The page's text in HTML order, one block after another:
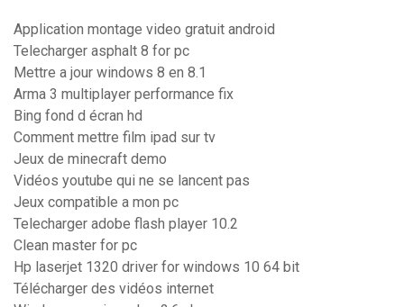
Application montage video gratuit android
Telecharger asphalt 8 for pc
Mettre a jour windows 8 en 8.1
Arma 3 multiplayer performance fix
Bing fond d écran hd
Comment mettre film ipad sur tv
Jeux de minecraft demo
Vidéos youtube qui ne se lancent pas
Jeux compatible a mon pc
Telecharger adobe flash player 10.2
Clean master for pc
Hp laserjet 1320 driver for windows 10 64 bit
Télécharger des vidéos internet